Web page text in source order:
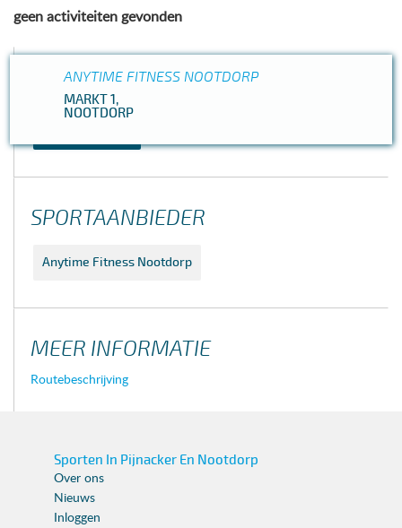
geen activiteiten gevonden
ANYTIME FITNESS NOOTDORP
MARKT 1,
NOOTDORP
SPORTEN
SPORTAANBIEDER
Anytime Fitness Nootdorp
MEER INFORMATIE
Routebeschrijving
Sporten In Pijnacker En Nootdorp
Over ons
Nieuws
Inloggen